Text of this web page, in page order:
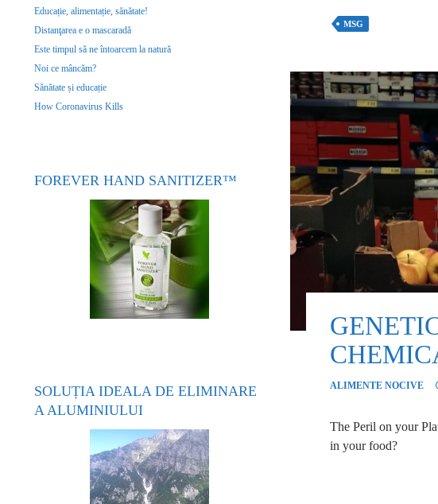
MSG
ALIMENTE NOCIVE
The Peril on your
in your food?
Educație, alimentație, sănătate!
Distanţarea e o mascaradă
Este timpul să ne întoarcem la natură
Noi ce mâncăm?
Sănătate și educație
How Coronavirus Kills
FOREVER HAND SANITIZER™
SOLUȚIA IDEALA DE ELIMINARE
A ALUMINIULUI